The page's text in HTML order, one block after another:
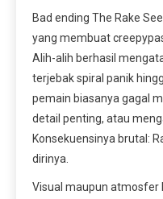
Bad ending The Rake
yang membuat
Alih-alih berhasil
terjebak spiral panik
pemain biasanya gagal
detail penting, atau
Konsekuensinya brutal:
dirinya.
Visual maupun atmosfer